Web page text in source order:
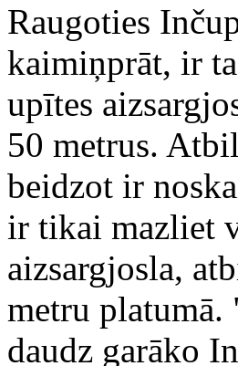
Raugoties
kaimiņprāt, ir
upītes
50 metrus.
beidzot ir
ir tikai mazliet
aizsargjosla,
metru
daudz garāko